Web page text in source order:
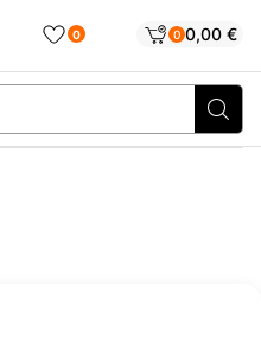
0 0 0,00 €